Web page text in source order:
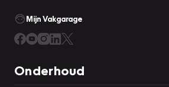
Mijn Vakgarage
Onderhoud